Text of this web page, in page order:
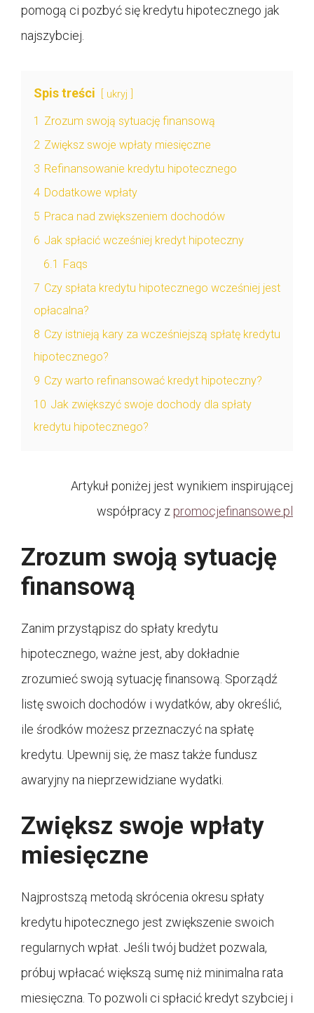
pomogą ci pozbyć się kredytu hipotecznego jak
najszybciej.
Spis treści ukryj
1 Zrozum swoją sytuację finansową
2 Zwiększ swoje wpłaty miesięczne
3 Refinansowanie kredytu hipotecznego
4 Dodatkowe wpłaty
5 Praca nad zwiększeniem dochodów
6 Jak spłacić wcześniej kredyt hipoteczny
6.1 Faqs
7 Czy spłata kredytu hipotecznego wcześniej jest
opłacalna?
8 Czy istnieją kary za wcześniejszą spłatę kredytu
hipotecznego?
9 Czy warto refinansować kredyt hipoteczny?
10 Jak zwiększyć swoje dochody dla spłaty
kredytu hipotecznego?
Artykuł poniżej jest wynikiem inspirującej
współpracy z promocjefinansowe.pl
Zrozum swoją sytuację
finansową
Zanim przystąpisz do spłaty kredytu
hipotecznego, ważne jest, aby dokładnie
zrozumieć swoją sytuację finansową. Sporządź
listę swoich dochodów i wydatków, aby określić,
ile środków możesz przeznaczyć na spłatę
kredytu. Upewnij się, że masz także fundusz
awaryjny na nieprzewidziane wydatki.
Zwiększ swoje wpłaty
miesięczne
Najprostszą metodą skrócenia okresu spłaty
kredytu hipotecznego jest zwiększenie swoich
regularnych wpłat. Jeśli twój budżet pozwala,
próbuj wpłacać większą sumę niż minimalna rata
miesięczna. To pozwoli ci spłacić kredyt szybciej i